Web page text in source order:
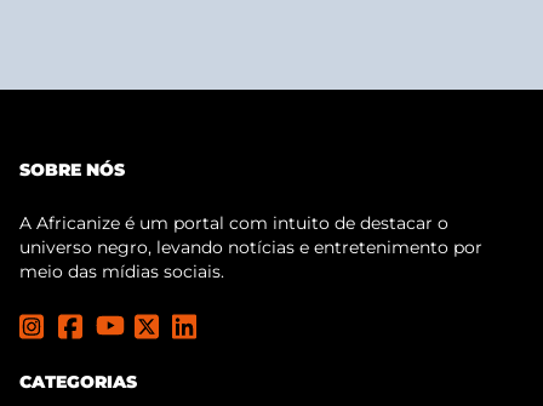
SOBRE NÓS
A Africanize é um portal com intuito de destacar o
universo negro, levando notícias e entretenimento por
meio das mídias sociais.
CATEGORIAS